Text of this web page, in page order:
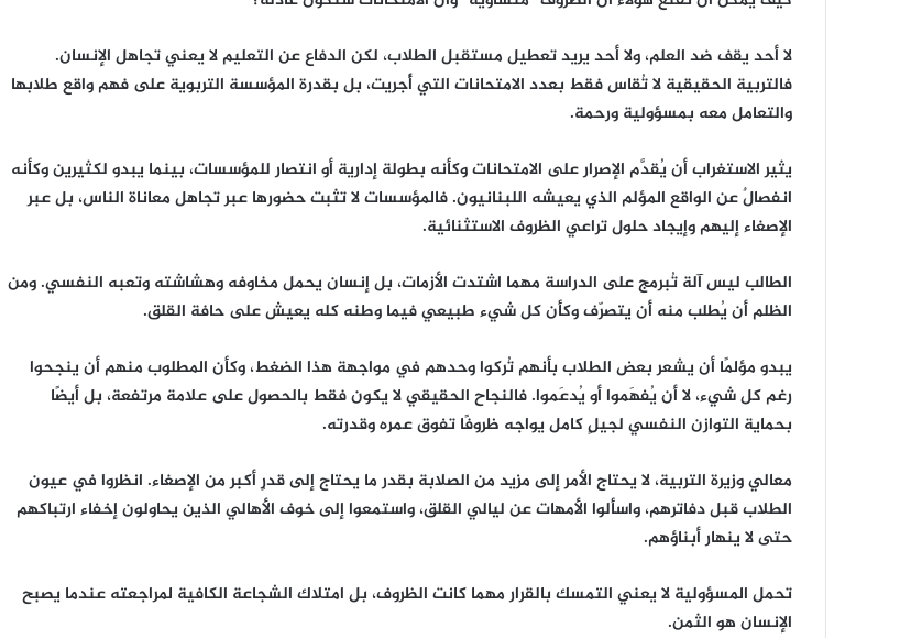
‎لا أحد يقف ضد العلم، ولا أحد يريد تعطيل مستقبل الطلاب، لكن الدفاع عن التعليم لا يعني تجاهل الإنسان.
فالتربية الحقيقية لا تُقاس فقط بعدد الامتحانات التي أُجريت، بل بقدرة المؤسسة التربوية على فهم واقع طلابها
والتعامل معه بمسؤولية ورحمة.
‎يثير الاستغراب أن يُقدَّم الإصرار على الامتحانات وكأنه بطولة إدارية أو انتصار للمؤسسات، بينما يبدو لكثيرين وكأنه
انفصالٌ عن الواقع المؤلم الذي يعيشه اللبنانيون. فالمؤسسات لا تثبت حضورها عبر تجاهل معاناة الناس، بل عبر
الإصغاء إليهم وإيجاد حلول تراعي الظروف الاستثنائية.
‎الطالب ليس آلة تُبرمج على الدراسة مهما اشتدت الأزمات، بل إنسان يحمل مخاوفه وهشاشته وتعبه النفسي. ومن
الظلم أن يُطلب منه أن يتصرّف وكأن كل شيء طبيعي فيما وطنه كله يعيش على حافة القلق.
‎يبدو مؤلمًا أن يشعر بعض الطلاب بأنهم تُركوا وحدهم في مواجهة هذا الضغط، وكأن المطلوب منهم أن ينجحوا
رغم كل شيء، لا أن يُفهَموا أو يُدعَموا. فالنجاح الحقيقي لا يكون فقط بالحصول على علامة مرتفعة، بل أيضًا
بحماية التوازن النفسي لجيلٍ كامل يواجه ظروفًا تفوق عمره وقدرته.
‎معالي وزيرة التربية، لا يحتاج الأمر إلى مزيد من الصلابة بقدر ما يحتاج إلى قدرٍ أكبر من الإصغاء. انظروا في عيون
الطلاب قبل دفاترهم، واسألوا الأمهات عن ليالي القلق، واستمعوا إلى خوف الأهالي الذين يحاولون إخفاء ارتباكهم
حتى لا ينهار أبناؤهم.
‎تحمل المسؤولية لا يعني التمسك بالقرار مهما كانت الظروف، بل امتلاك الشجاعة الكافية لمراجعته عندما يصبح
الإنسان هو الثمن.